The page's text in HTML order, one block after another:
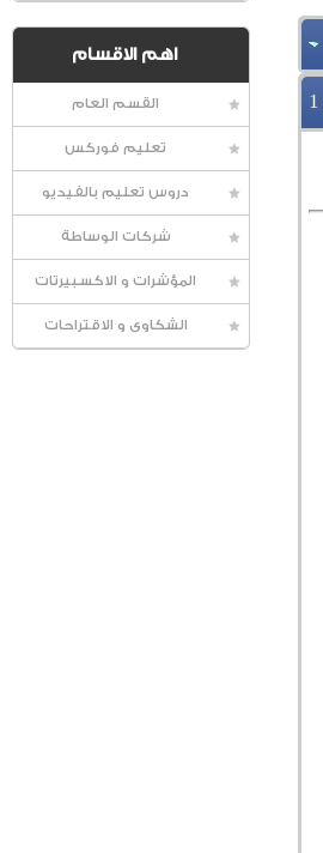
اهم الاقسام
القسم العام
تعليم فوركس
دروس تعليم بالفيديو
شركات الوساطة
المؤشرات و الاكسبيرتات
الشكاوى و الاقتراحات
1